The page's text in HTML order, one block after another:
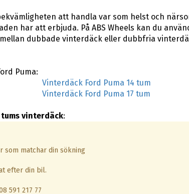
att handla var som helst och
har att erbjuda. På ABS Wheels kan du
dubbade vinterdäck eller dubbfria
Puma:
Vinterdäck Ford Puma 14 tum
Vinterdäck Ford Puma 17 tum
tums vinterdäck:
som matchar din sökning
efter din bil.
591 217 77